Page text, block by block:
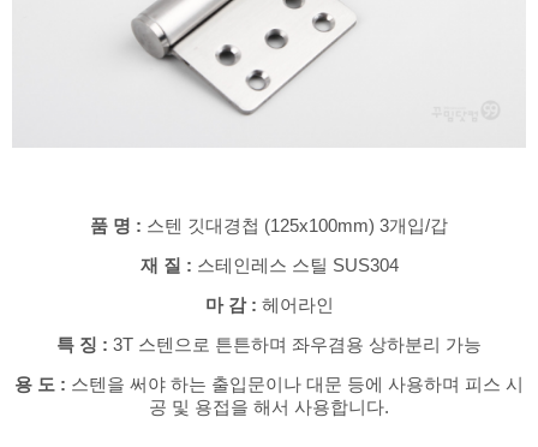
품 명 : 스텐 깃대경첩 (125x100mm) 3개입/갑
재 질 : 스테인레스 스틸 SUS304
마 감 : 헤어라인
특 징 : 3T 스텐으로 튼튼하며 좌우겸용 상하분리 가능
용 도 : 스텐을 써야 하는 출입문이나 대문 등에 사용하며 피스 시
공 및 용접을 해서 사용합니다.